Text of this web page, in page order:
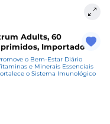
Adults, 60
Importado
o Bem-Estar Diário
e Minerais Essenciais
o Sistema Imunológico